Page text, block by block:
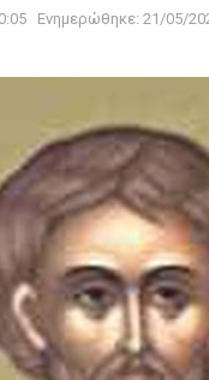
Ενημερώθηκε: 21/05/